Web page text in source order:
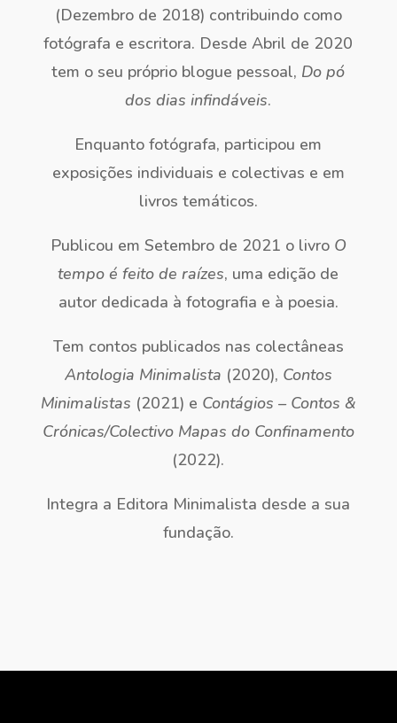
(Dezembro de 2018) contribuindo como
fotógrafa e escritora. Desde Abril de 2020
tem o seu próprio blogue pessoal, Do pó
dos dias infindáveis.
Enquanto fotógrafa, participou em
exposições individuais e colectivas e em
livros temáticos.
Publicou em Setembro de 2021 o livro O
tempo é feito de raízes, uma edição de
autor dedicada à fotografia e à poesia.
Tem contos publicados nas colectâneas
Antologia Minimalista (2020), Contos
Minimalistas (2021) e Contágios – Contos &
Crónicas/Colectivo Mapas do Confinamento
(2022).
Integra a Editora Minimalista desde a sua
fundação.